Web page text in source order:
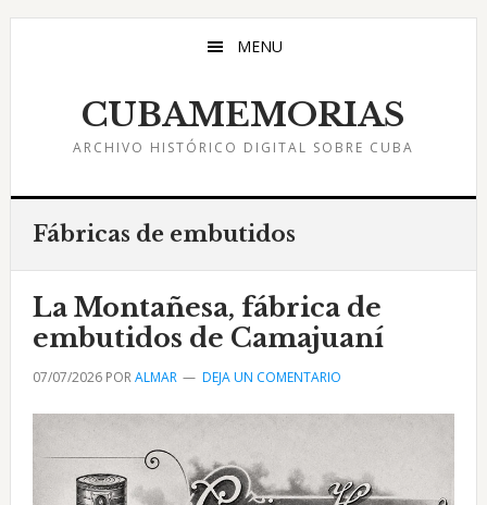
Saltar
Saltar
Saltar
MENU
CUBAMEMORIAS
ARCHIVO HISTÓRICO DIGITAL SOBRE CUBA
Fábricas de embutidos
La Montañesa, fábrica de
embutidos de Camajuaní
07/07/2026PORALMAR DEJA UN COMENTARIO